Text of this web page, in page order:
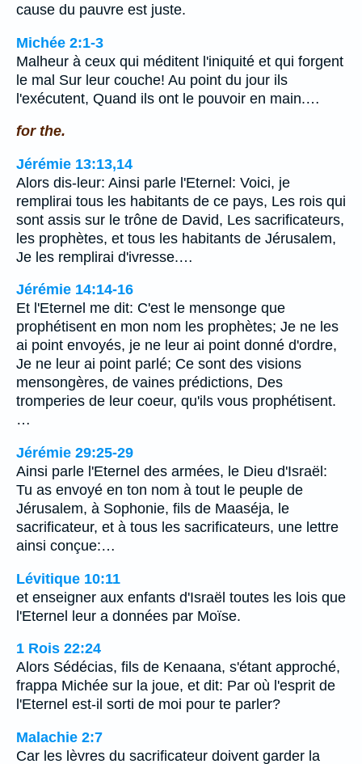
cause du pauvre est juste.
Michée 2:1-3
Malheur à ceux qui méditent l'iniquité et qui forgent
le mal Sur leur couche! Au point du jour ils
l'exécutent, Quand ils ont le pouvoir en main.…
for the.
Jérémie 13:13,14
Alors dis-leur: Ainsi parle l'Eternel: Voici, je
remplirai tous les habitants de ce pays, Les rois qui
sont assis sur le trône de David, Les sacrificateurs,
les prophètes, et tous les habitants de Jérusalem,
Je les remplirai d'ivresse.…
Jérémie 14:14-16
Et l'Eternel me dit: C'est le mensonge que
prophétisent en mon nom les prophètes; Je ne les
ai point envoyés, je ne leur ai point donné d'ordre,
Je ne leur ai point parlé; Ce sont des visions
mensongères, de vaines prédictions, Des
tromperies de leur coeur, qu'ils vous prophétisent.
…
Jérémie 29:25-29
Ainsi parle l'Eternel des armées, le Dieu d'Israël:
Tu as envoyé en ton nom à tout le peuple de
Jérusalem, à Sophonie, fils de Maaséja, le
sacrificateur, et à tous les sacrificateurs, une lettre
ainsi conçue:…
Lévitique 10:11
et enseigner aux enfants d'Israël toutes les lois que
l'Eternel leur a données par Moïse.
1 Rois 22:24
Alors Sédécias, fils de Kenaana, s'étant approché,
frappa Michée sur la joue, et dit: Par où l'esprit de
l'Eternel est-il sorti de moi pour te parler?
Malachie 2:7
Car les lèvres du sacrificateur doivent garder la